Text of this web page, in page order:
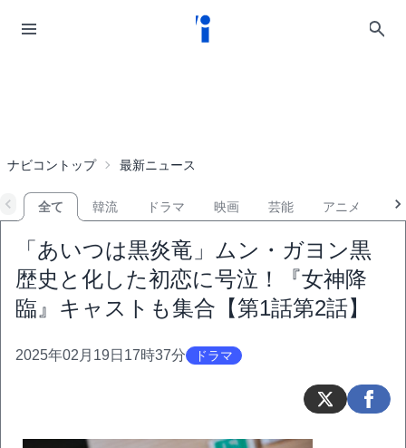
ナビコントップ 最新ニュース
全て 韓流 ドラマ 映画 芸能 アニメ
「あいつは黒炎竜」ムン・ガヨン黒
歴史と化した初恋に号泣！『女神降
臨』キャストも集合【第1話第2話】
2025年02月19日17時37分 ドラマ